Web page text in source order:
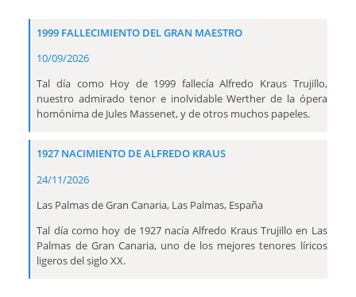
1999 FALLECIMIENTO DEL GRAN MAESTRO
10/09/2026
Tal día como Hoy de 1999 fallecía Alfredo Kraus Trujillo,
nuestro admirado tenor e inolvidable Werther de la ópera
homónima de Jules Massenet, y de otros muchos papeles.
1927 NACIMIENTO DE ALFREDO KRAUS
24/11/2026
Las Palmas de Gran Canaria, Las Palmas, España
Tal día como hoy de 1927 nacía Alfredo Kraus Trujillo en Las
Palmas de Gran Canaria, uno de los mejores tenores líricos
ligeros del siglo XX.